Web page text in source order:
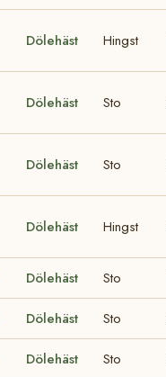
Dölehäst Hingst
Dölehäst Sto
Dölehäst Sto
Dölehäst Hingst
Dölehäst Sto
Dölehäst Sto
Dölehäst Sto